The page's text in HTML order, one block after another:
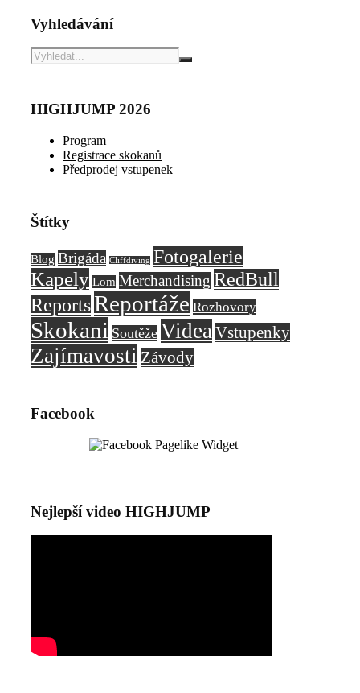
Vyhledávání
HIGHJUMP 2026
Program
Registrace skokanů
Předprodej vstupenek
Štítky
Blog Brigáda Cliffdiving Fotogalerie
Kapely Lom Merchandising RedBull
ReportsReportáže Rozhovory
Skokani Soutěže Videa Vstupenky
Zajímavosti Závody
Facebook
Nejlepší video HIGHJUMP